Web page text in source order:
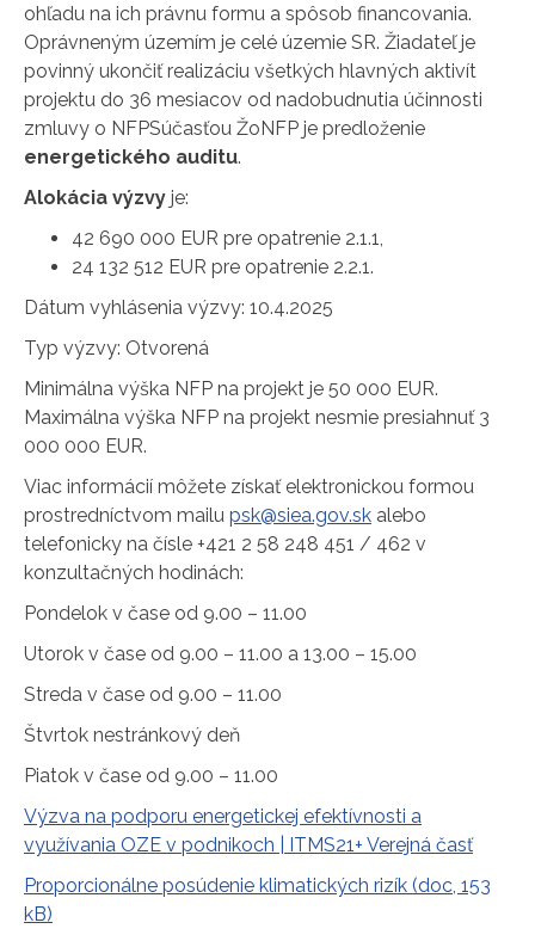
ohľadu na ich právnu formu a spôsob financovania.
Oprávneným územím je celé územie SR. Žiadateľ je
povinný ukončiť realizáciu všetkých hlavných aktivít
projektu do 36 mesiacov od nadobudnutia účinnosti
zmluvy o NFPSúčasťou ŽoNFP je predloženie
energetického auditu.
Alokácia výzvy je:
42 690 000 EUR pre opatrenie 2.1.1,
24 132 512 EUR pre opatrenie 2.2.1.
Dátum vyhlásenia výzvy: 10.4.2025
Typ výzvy: Otvorená
Minimálna výška NFP na projekt je 50 000 EUR.
Maximálna výška NFP na projekt nesmie presiahnuť 3
000 000 EUR.
Viac informácií môžete získať elektronickou formou
prostredníctvom mailu psk@siea.gov.sk alebo
telefonicky na čísle +421 2 58 248 451 / 462 v
konzultačných hodinách:
Pondelok v čase od 9.00 – 11.00
Utorok v čase od 9.00 – 11.00 a 13.00 – 15.00
Streda v čase od 9.00 – 11.00
Štvrtok nestránkový deň
Piatok v čase od 9.00 – 11.00
Výzva na podporu energetickej efektívnosti a
využívania OZE v podnikoch | ITMS21+ Verejná časť
Proporcionálne posúdenie klimatických rizík (doc, 153
kB)